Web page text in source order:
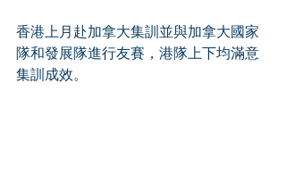
香港上月赴加拿大集訓並與加拿大國家
隊和發展隊進行友賽，港隊上下均滿意
集訓成效。